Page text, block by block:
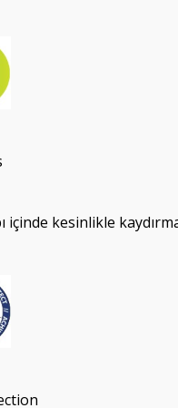
içinde kesinlikle